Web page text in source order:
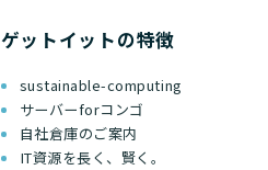
ゲットイットの特徴
sustainable-computing
サーバーforコンゴ
自社倉庫のご案内
IT資源を長く、賢く。